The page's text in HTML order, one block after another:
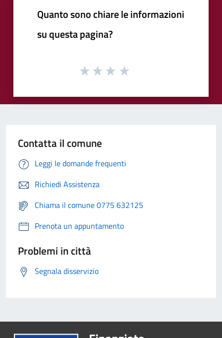
Quanto sono chiare le informazioni
su questa pagina?
Contatta il comune
Leggi le domande frequenti
Richiedi Assistenza
Chiama il comune 0775 632125
Prenota un appuntamento
Problemi in città
Segnala disservizio